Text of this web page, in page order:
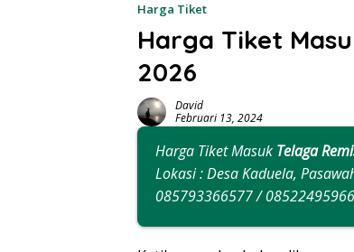
Harga Tiket
Harga Tiket
2026
David
Februari 13, 2024
Harga Tiket Masuk Telaga
Lokasi : Desa Kaduela,
085793366577 /